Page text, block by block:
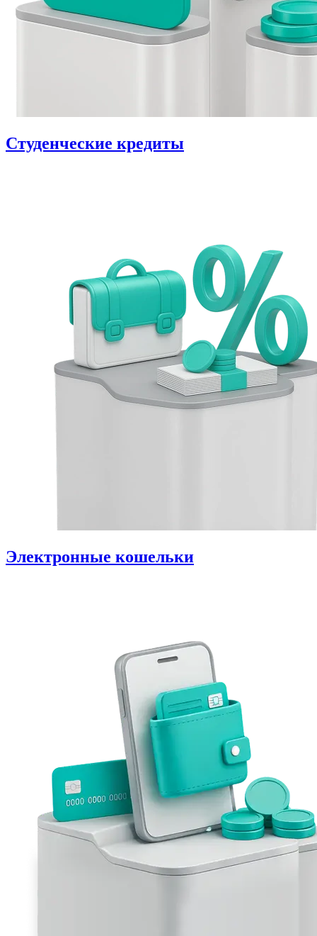
Студенческие кредиты
Электронные кошельки